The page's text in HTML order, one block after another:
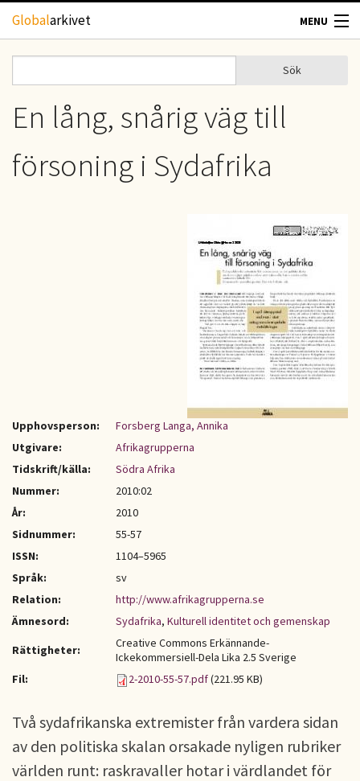
Hoppa till huvudinnehåll
Globalarkivet MENU
TIDSKRIFTER
GEOGRAFI
Sökformulär
Sök
En lång, snårig väg till
försoning i Sydafrika
Upphovsperson:
Forsberg Langa, Annika
Utgivare:
Afrikagrupperna
Tidskrift/källa:
Södra Afrika
Nummer:
2010:02
År:
2010
Sidnummer:
55-57
ISSN:
1104–5965
Språk:
sv
Relation:
http://www.afrikagrupperna.se
Ämnesord:
Sydafrika, Kulturell identitet och gemenskap
Rättigheter:
Creative Commons Erkännande-
Ickekommersiell-Dela Lika 2.5 Sverige
Fil:
2-2010-55-57.pdf(221.95 KB)
Två sydafrikanska extremister från vardera sidan
av den politiska skalan orsakade nyligen rubriker
världen runt: raskravaller hotar i värdlandet för